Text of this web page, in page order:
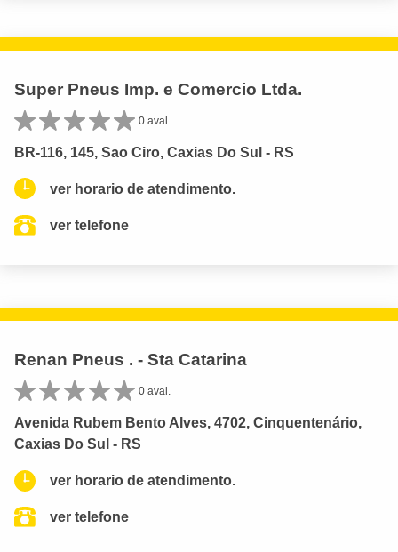
Super Pneus Imp. e Comercio Ltda.
0 aval.
BR-116, 145, Sao Ciro, Caxias Do Sul - RS
ver horario de atendimento.
ver telefone
Renan Pneus . - Sta Catarina
0 aval.
Avenida Rubem Bento Alves, 4702, Cinquentenário,
Caxias Do Sul - RS
ver horario de atendimento.
ver telefone